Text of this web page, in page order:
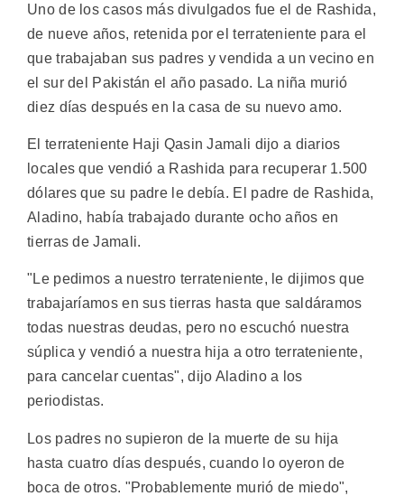
Uno de los casos más divulgados fue el de Rashida,
de nueve años, retenida por el terrateniente para el
que trabajaban sus padres y vendida a un vecino en
el sur del Pakistán el año pasado. La niña murió
diez días después en la casa de su nuevo amo.
El terrateniente Haji Qasin Jamali dijo a diarios
locales que vendió a Rashida para recuperar 1.500
dólares que su padre le debía. El padre de Rashida,
Aladino, había trabajado durante ocho años en
tierras de Jamali.
"Le pedimos a nuestro terrateniente, le dijimos que
trabajaríamos en sus tierras hasta que saldáramos
todas nuestras deudas, pero no escuchó nuestra
súplica y vendió a nuestra hija a otro terrateniente,
para cancelar cuentas", dijo Aladino a los
periodistas.
Los padres no supieron de la muerte de su hija
hasta cuatro días después, cuando lo oyeron de
boca de otros. "Probablemente murió de miedo",